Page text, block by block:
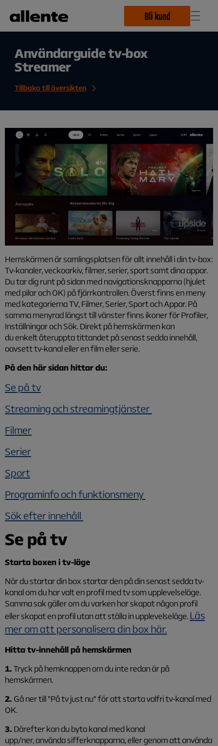
Bli kund
Användarguide tv-box
Streamer
Tillbaka till översikten
Hemskärmen är samlingsplatsen för allt innehåll i din tv-box:
Tv-kanaler, veckoarkiv, filmer, serier, sport samt dina appar.
Du tar dig runt på sidan med navigationsknapparna (hjulet
med pilar och OK) på fjärrkontrollen. Överst finns en meny
med kategorierna TV, Filmer, Serier, Sport och Appar. På
samma menyrad längst till vänster finns ikoner för Profiler,
Inställningar och Sök. Direkt på hemskärmen kan
du enkelt återuppta tittandet på senast sedda innehåll,
oavsett tv-kanal eller en film eller serie.
På den här sidan hittar du:
Se på tv
Streaming och streamingtjänster
Filmer
Serier
Sport
Programinfo och funktionsmeny
Sök efter innehåll
Se på tv
Starta boxen i tv-läge
När du startar din box startar den på din senast sedda tv-
kanal om du har valt en profil med tv som upplevelseläge.
Samma sak gäller om du varken har skapat någon profil
eller skapat en profil utan att ställa in upplevelseläge.Läs
mer om att personalisera din box här.
Hitta tv-innehållpå hemskärmen
1.Tryck på hemknappen om du inte redan är på
hemskärmen.
2. Gå ner till ”På tv just nu” för att starta valfri tv-kanal med
OK.
3. Därefter kan du byta kanal med kanal
upp/ner, använda sifferknapparna, eller genom att använda